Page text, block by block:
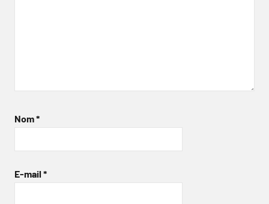
Nom*
E-mail *